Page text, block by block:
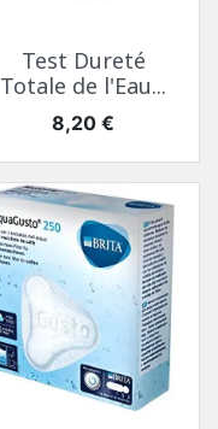
Test Dureté
Totale de l'Eau...
Prix
8,20 €